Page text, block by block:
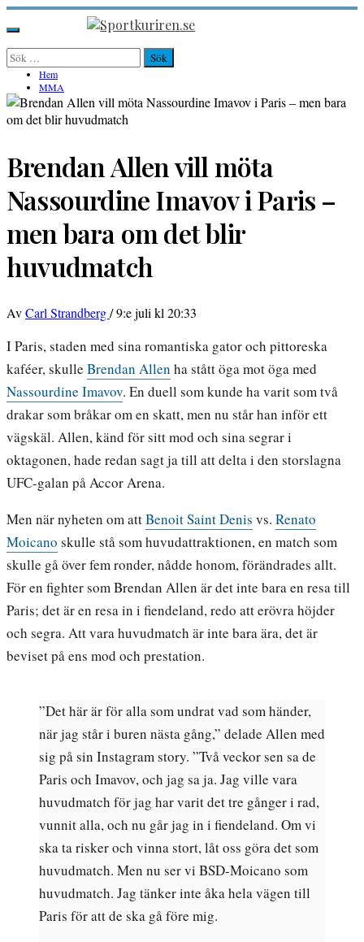
Hoppa
till
innehåll
Sportkuriren.se
Primär
meny
Sök
efter: Hem
MMA
Brendan Allen vill möta
Nassourdine Imavov i Paris –
men bara om det blir
huvudmatch
AvCarl Strandberg/9:e juli kl 20:33
I Paris, staden med sina romantiska gator och pittoreska
kaféer, skulle Brendan Allen ha stått öga mot öga med
Nassourdine Imavov. En duell som kunde ha varit som två
drakar som bråkar om en skatt, men nu står han inför ett
vägskäl. Allen, känd för sitt mod och sina segrar i
oktagonen, hade redan sagt ja till att delta i den storslagna
UFC-galan på Accor Arena.
Men när nyheten om attBenoit Saint Denis vs. Renato
Moicano skulle stå som huvudattraktionen, en match som
skulle gå över fem ronder, nådde honom, förändrades allt.
För en fighter som Brendan Allen är det inte bara en resa till
Paris; det är en resa in i fiendeland, redo att erövra höjder
och segra. Att vara huvudmatch är inte bara ära, det är
beviset på ens mod och prestation.
”Det här är för alla som undrat vad som händer,
när jag står i buren nästa gång,” delade Allen med
sig på sin Instagram story. ”Två veckor sen sa de
Paris och Imavov, och jag sa ja. Jag ville vara
huvudmatch för jag har varit det tre gånger i rad,
vunnit alla, och nu går jag in i fiendeland. Om vi
ska ta risker och vinna stort, låt oss göra det som
huvudmatch. Men nu ser vi BSD-Moicano som
huvudmatch. Jag tänker inte åka hela vägen till
Paris för att de ska gå före mig.